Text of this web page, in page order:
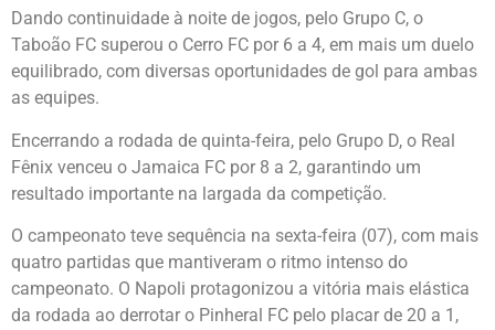
Dando continuidade à noite de jogos, pelo Grupo C, o
Taboão FC superou o Cerro FC por 6 a 4, em mais um duelo
equilibrado, com diversas oportunidades de gol para ambas
as equipes.
Encerrando a rodada de quinta-feira, pelo Grupo D, o Real
Fênix venceu o Jamaica FC por 8 a 2, garantindo um
resultado importante na largada da competição.
O campeonato teve sequência na sexta-feira (07), com mais
quatro partidas que mantiveram o ritmo intenso do
campeonato. O Napoli protagonizou a vitória mais elástica
da rodada ao derrotar o Pinheral FC pelo placar de 20 a 1,